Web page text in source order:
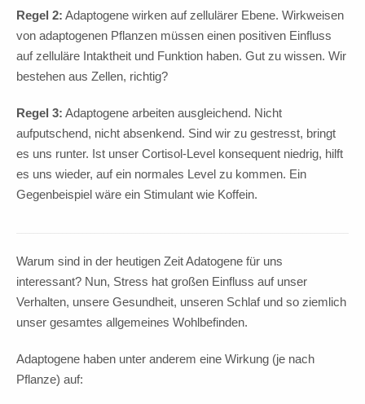
Regel 2: Adaptogene wirken auf zellulärer Ebene. Wirkweisen
von adaptogenen Pflanzen müssen einen positiven Einfluss
auf zelluläre Intaktheit und Funktion haben. Gut zu wissen. Wir
bestehen aus Zellen, richtig?
Regel 3: Adaptogene arbeiten ausgleichend. Nicht
aufputschend, nicht absenkend. Sind wir zu gestresst, bringt
es uns runter. Ist unser Cortisol-Level konsequent niedrig, hilft
es uns wieder, auf ein normales Level zu kommen. Ein
Gegenbeispiel wäre ein Stimulant wie Koffein.
Warum sind in der heutigen Zeit Adatogene für uns
interessant? Nun, Stress hat großen Einfluss auf unser
Verhalten, unsere Gesundheit, unseren Schlaf und so ziemlich
unser gesamtes allgemeines Wohlbefinden.
Adaptogene haben unter anderem eine Wirkung (je nach
Pflanze) auf: